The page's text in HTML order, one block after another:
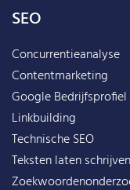
SEO
Concurrentieanalyse
Contentmarketing
Google Bedrijfsprofiel
Linkbuilding
Technische SEO
Teksten laten schrijven